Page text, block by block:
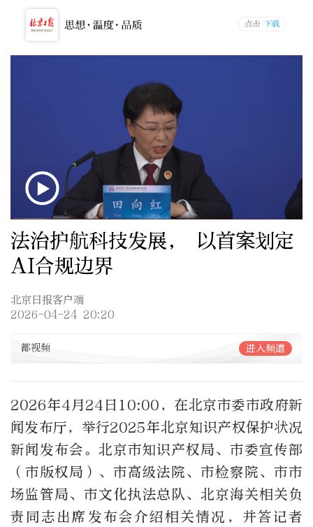
法治护航科技发展， 以首案划定
AI合规边界
北京日报客户端
2026-04-24 20:20
都视频 进入频道
2026年4月24日10:00，在北京市委市政府新
闻发布厅，举行2025年北京知识产权保护状况
新闻发布会。北京市知识产权局、市委宣传部
（市版权局）、市高级法院、市检察院、市市
场监管局、市文化执法总队、北京海关相关负
责同志出席发布会介绍相关情况，并答记者